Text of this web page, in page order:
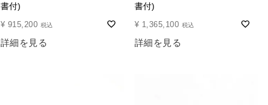
書付)
¥ 915,200 税込
詳細を見る
書付)
¥ 1,365,100 税込
詳細を見る